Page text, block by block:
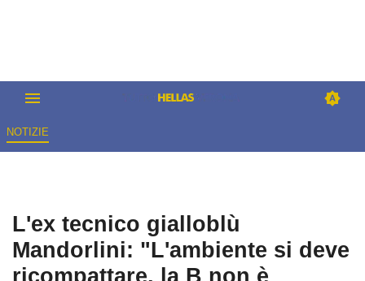
NOTIZIE
L'ex tecnico gialloblù
Mandorlini: "L'ambiente si deve
ricompattare, la B non è